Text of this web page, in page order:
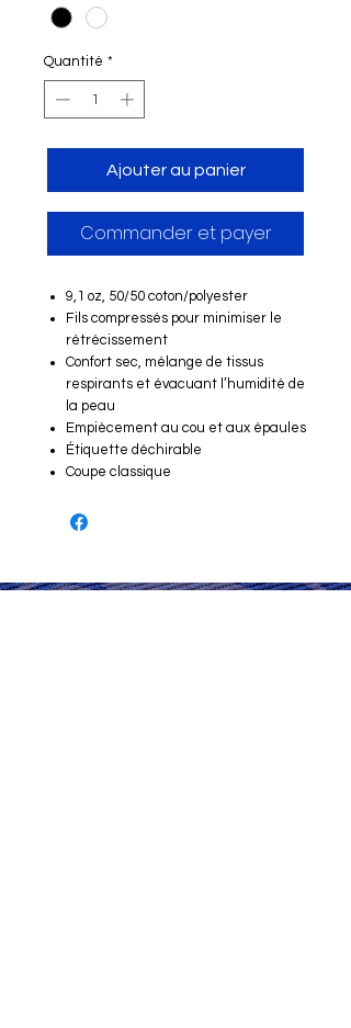
Quantité *
Ajouter au panier
Commander et payer
9,1 oz, 50/50 coton/polyester
Fils compressés pour minimiser le
rétrécissement
Confort sec, mélange de tissus
respirants et évacuant l’humidité de
la peau
Empiècement au cou et aux épaules
Étiquette déchirable
Coupe classique